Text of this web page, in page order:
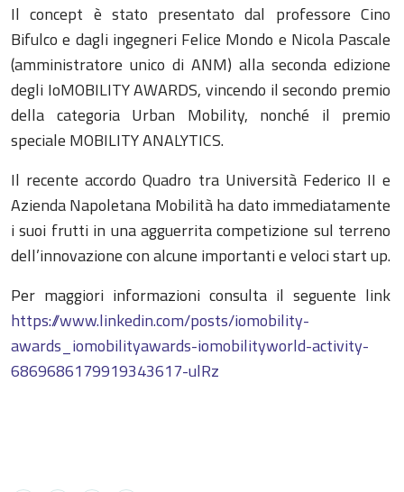
Il concept è stato presentato dal professore Cino
Bifulco e dagli ingegneri Felice Mondo e Nicola Pascale
(amministratore unico di ANM) alla seconda edizione
degli IoMOBILITY AWARDS, vincendo il secondo premio
della categoria Urban Mobility, nonché il premio
speciale MOBILITY ANALYTICS.
Il recente accordo Quadro tra Università Federico II e
Azienda Napoletana Mobilità ha dato immediatamente
i suoi frutti in una agguerrita competizione sul terreno
dell’innovazione con alcune importanti e veloci start up.
Per maggiori informazioni consulta il seguente link
https://www.linkedin.com/posts/iomobility-
awards_iomobilityawards-iomobilityworld-activity-
6869686179919343617-ulRz